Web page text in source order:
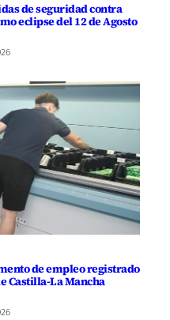
de seguridad contra
eclipse del 12 de Agosto
de empleo registrado
Castilla-La Mancha